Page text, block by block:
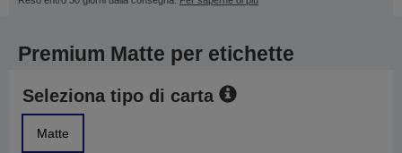
Premium Matte per etichette
Seleziona tipo di carta
Matte